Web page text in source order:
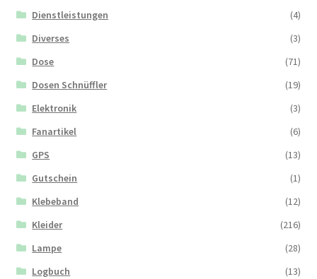
Dienstleistungen
(4)
Diverses
(3)
Dose
(71)
Dosen Schnüffler
(19)
Elektronik
(3)
Fanartikel
(6)
GPS
(13)
Gutschein
(1)
Klebeband
(12)
Kleider
(216)
Lampe
(28)
Logbuch
(13)